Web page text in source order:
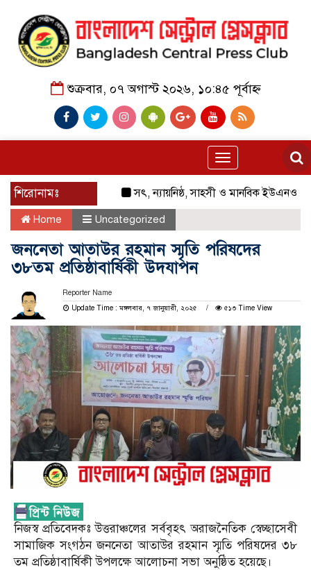
শুক্রবার, ০৭ অগাস্ট ২০২৬, ১০:৪৫ পূর্বাহ্ন
Toggle
navigation
শিরোনামঃ সৎ, ন্যায়নিষ্ঠ, সাহসী ও মানবিক ইউএনও
Home Uncategorized
জননেতা আতাউর রহমান স্মৃতি পরিষদের
৩৮তম প্রতিষ্ঠাবার্ষিকী উদযাপন
Reporter Name
Update Time : মঙ্গলবার, ৭ জানুয়ারী, ২০২৫
৫১৩ Time View
নিজস্ব প্রতিবেদকঃ উত্তরাঞ্চলের সর্ববৃহৎ অরাজনৈতিক স্বেচ্ছাসেবী
সামাজিক সংগঠন জননেতা আতাউর রহমান স্মৃতি পরিষদের ৩৮
তম প্রতিষ্ঠাবার্ষিকী উপলক্ষে আলোচনা সভা অনুষ্ঠিত হয়েছে।